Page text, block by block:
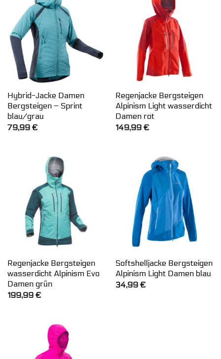
Hybrid-Jacke Damen
Bergsteigen – Sprint
blau/grau
79,99 €
Regenjacke Bergsteigen
Alpinism Light wasserdicht
Damen rot
149,99 €
Regenjacke Bergsteigen
wasserdicht Alpinism Evo
Damen grün
199,99 €
Softshelljacke Bergsteigen
Alpinism Light Damen blau
34,99 €